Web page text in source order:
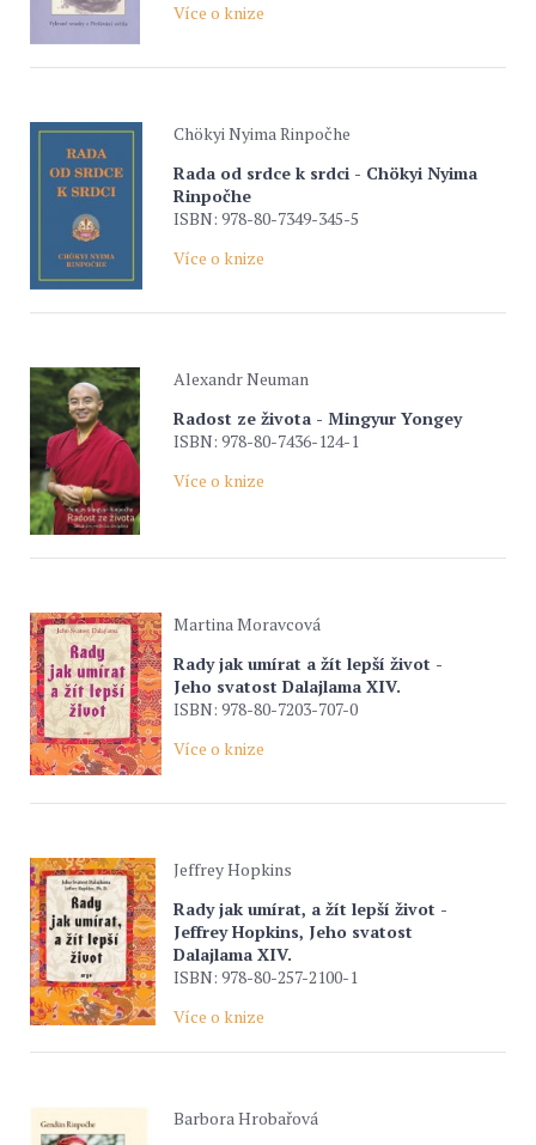
Více o knize
Chökyi Nyima Rinpočhe
Rada od srdce k srdci - Chökyi Nyima
Rinpočhe
ISBN: 978-80-7349-345-5
Více o knize
Alexandr Neuman
Radost ze života - Mingyur Yongey
ISBN: 978-80-7436-124-1
Více o knize
Martina Moravcová
Rady jak umírat a žít lepší život -
Jeho svatost Dalajlama XIV.
ISBN: 978-80-7203-707-0
Více o knize
Jeffrey Hopkins
Rady jak umírat, a žít lepší život -
Jeffrey Hopkins, Jeho svatost
Dalajlama XIV.
ISBN: 978-80-257-2100-1
Více o knize
Barbora Hrobařová